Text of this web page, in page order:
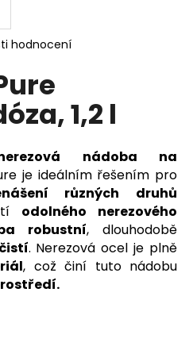
hodnocení
1,2 l
nádoba na
je ideálním řešením pro
různých druhů
odolného nerezového
robustní, dlouhodobě
. Nerezová ocel je plně
, což činí tuto nádobu